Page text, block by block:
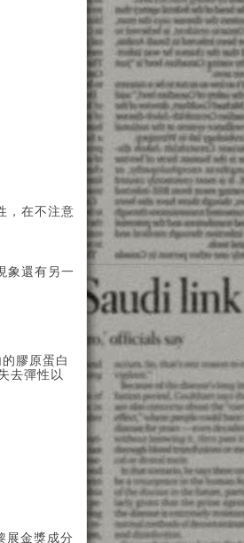
，在不注意
象還有另一
膠原蛋白
去彈性以
展金獎成分